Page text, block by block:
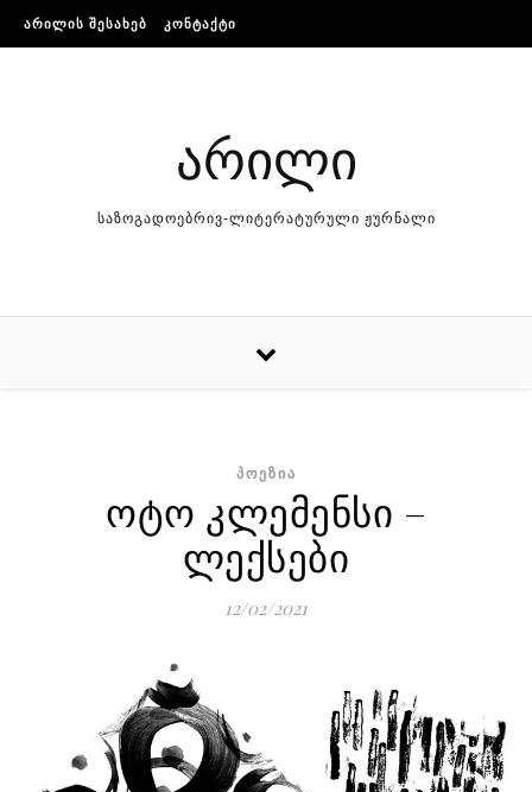
Skip to content
ᲐᲠᲘᲚᲘᲡ ᲨᲔᲡᲐᲮᲔᲑ ᲙᲝᲜᲢᲐᲥᲢᲘ
არილი
საზოგადოებრივ-ლიტერატურული ჟურნალი
ᲞᲝᲔᲖᲘᲐ
ოტო კლემენსი –
ლექსები
12/02/2021